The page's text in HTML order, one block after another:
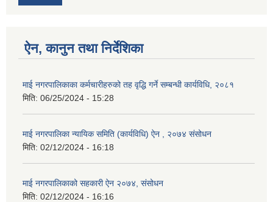
ऐन, कानुन तथा निर्देशिका
माई नगरपालिकाका कर्मचारीहरुको तह वृद्धि गर्ने सम्बन्धी कार्यविधि, २०८१
मिति: 06/25/2024 - 15:28
माई नगरपालिका न्यायिक समिति (कार्यविधि) ऐन , २०७४ संसोधन
मिति: 02/12/2024 - 16:18
माई नगरपालिकाको सहकारी ऐन २०७४, संसोधन
मिति: 02/12/2024 - 16:16